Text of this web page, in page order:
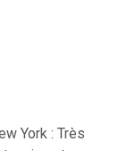
York : Très